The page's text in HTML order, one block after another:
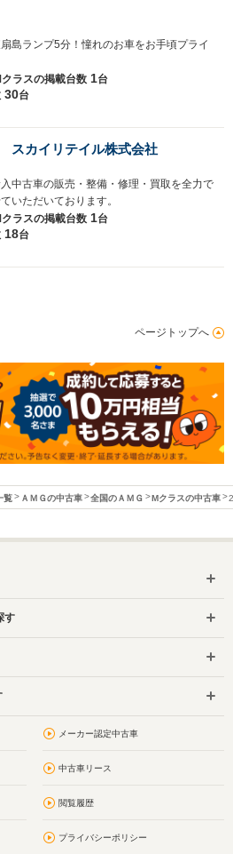
島ランプ5分！憧れのお車をお手頃プライ
クラスの掲載台数 1台
30台
カイリテイル株式会社
中古車の販売・整備・修理・買取を全力で
いただいております。
クラスの掲載台数 1台
18台
ページトップへ
覧 ＡＭＧの中古車 全国のＡＭＧ Mクラスの中古車
す
メーカー認定中古車
中古車リース
閲覧履歴
プライバシーポリシー